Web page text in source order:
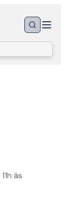
BuscarMenu
11h às